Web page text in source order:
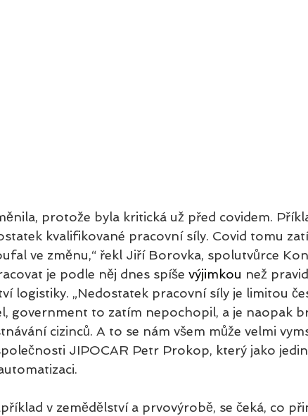
protože byla kritická už před covidem.
kvalifikované pracovní síly. Covid tomu
ve změnu,“ řekl Jiří Borovka, spolutvůrce
je podle něj dnes spíše výjimkou než
logistiky. „Nedostatek pracovní síly je limitou
government to zatím nepochopil, a je naopak
cizinců. A to se nám všem může velmi
JIPOCAR Petr Prokop, který jako
v zemědělství a prvovýrobě, se čeká, co